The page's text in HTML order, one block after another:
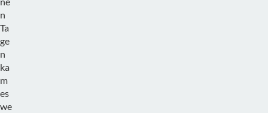
n
Ta
ge
n
ka
m
es
we